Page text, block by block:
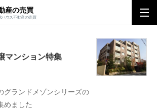
産の売買
ハウス不動産の売買
ウス旧分譲マンション特集
マンション特集
グランドメゾンシリーズの
めました